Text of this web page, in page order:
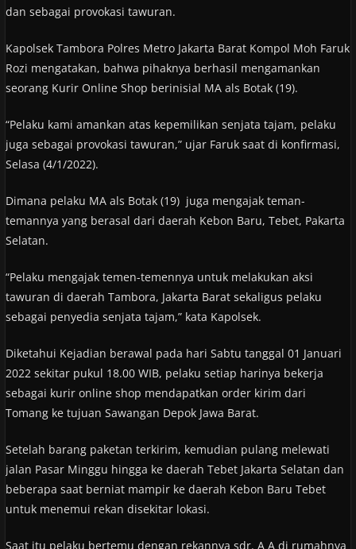
dan sebagai provokasi tawuran.
Kapolsek Tambora Polres Metro Jakarta Barat Kompol Moh Faruk
Rozi mengatakan, bahwa pihaknya berhasil mengamankan
seorang Kurir Online Shop berinisial MA als Botak (19).
“Pelaku kami amankan atas kepemilikan senjata tajam, pelaku
juga sebagai provokasi tawuran,” ujar Faruk saat di konfirmasi,
Selasa (4/1/2022).
Dimana pelaku MA als Botak (19) juga mengajak teman-
temannya yang berasal dari daerah Kebon Baru, Tebet, Pakarta
Selatan.
“Pelaku mengajak temen-temennya untuk melakukan aksi
tawuran di daerah Tambora, Jakarta Barat sekaligus pelaku
sebagai penyedia senjata tajam,” kata Kapolsek.
Diketahui Kejadian berawal pada hari Sabtu tanggal 01 Januari
2022 sekitar pukul 18.00 WIB, pelaku setiap harinya bekerja
sebagai kurir online shop mendapatkan order kirim dari
Tomang ke tujuan Sawangan Depok Jawa Barat.
Setelah barang paketan terkirim, kemudian pulang melewati
jalan Pasar Minggu hingga ke daerah Tebet Jakarta Selatan dan
beberapa saat berniat mampir ke daerah Kebon Baru Tebet
untuk menemui rekan disekitar lokasi.
Saat itu pelaku bertemu dengan rekannya sdr. A A di rumahnya